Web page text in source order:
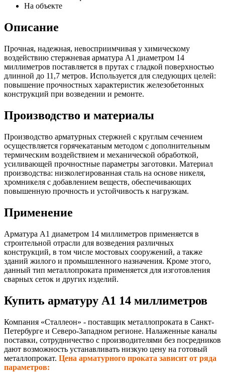
На объекте
Описание
Прочная, надежная, невосприимчивая у химическому
воздействию стержневая арматура А1 диаметром 14
миллиметров поставляется в прутах с гладкой поверхностью
длинной до 11,7 метров. Используется для следующих целей:
повышение прочностных характеристик железобетонных
конструкций при возведении и ремонте.
Производство и материалы
Производство арматурных стержней с круглым сечением
осуществляется горячекатаным методом с дополнительным
термическим воздействием и механической обработкой,
усиливающей прочностные параметры заготовки. Материал
производства: низколегированная сталь на основе никеля,
хромникеля с добавлением веществ, обеспечивающих
повышенную прочность и устойчивость к нагрузкам.
Применение
Арматура А1 диаметром 14 миллиметров применяется в
строительной отрасли для возведения различных
конструкций, в том числе мостовых сооружений, а также
зданий жилого и промышленного назначения. Кроме этого,
данный тип металлопроката применяется для изготовления
сварных сеток и других изделий.
Купить арматуру А1 14 миллиметров
Компания «Сталлеон» - поставщик металлопроката в Санкт-
Петербурге и Северо-Западном регионе. Налаженные каналы
поставки, сотрудничество с производителями без посредников
дают возможность устанавливать низкую цену на готовый
металлопрокат. Цена арматурного проката зависит от ряда
параметров: